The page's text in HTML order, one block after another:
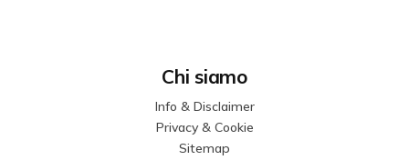
Chi siamo
Info & Disclaimer
Privacy & Cookie
Sitemap